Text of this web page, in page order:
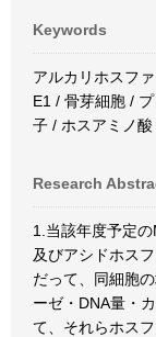
Keywords
アルカリホスフ
E1 / 骨芽細胞 /
子 / ホスアミノ
Research
1.当該年度予定
及びアシドホス
だって、同細胞
ーゼ・DNA量・
て、それらホス